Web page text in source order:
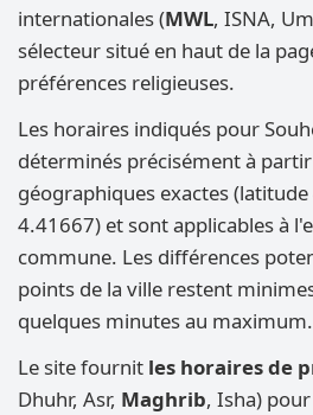
internationales (MWL, ISNA,
sélecteur situé en haut de la
préférences religieuses.
Les horaires indiqués pour
déterminés précisément à
géographiques exactes
4.41667) et sont applicables à
commune. Les différences
points de la ville restent
quelques minutes au maximum.
Le site fournit les horaires de
Dhuhr, Asr, Maghrib, Isha)